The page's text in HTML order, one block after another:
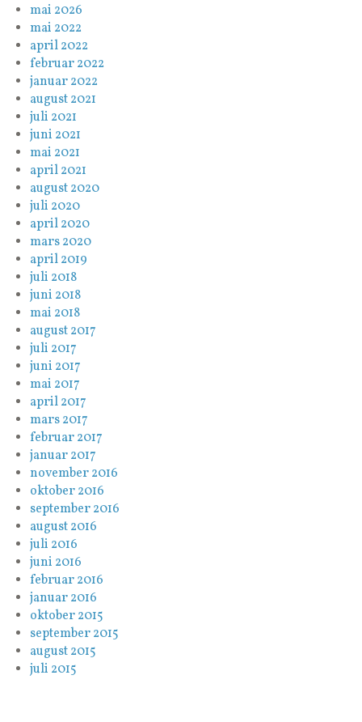
mai 2026
mai 2022
april 2022
februar 2022
januar 2022
august 2021
juli 2021
juni 2021
mai 2021
april 2021
august 2020
juli 2020
april 2020
mars 2020
april 2019
juli 2018
juni 2018
mai 2018
august 2017
juli 2017
juni 2017
mai 2017
april 2017
mars 2017
februar 2017
januar 2017
november 2016
oktober 2016
september 2016
august 2016
juli 2016
juni 2016
februar 2016
januar 2016
oktober 2015
september 2015
august 2015
juli 2015